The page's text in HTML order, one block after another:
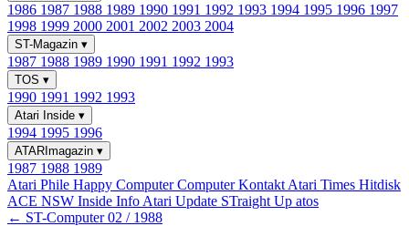
1986 1987 1988 1989 1990 1991 1992 1993 1994 1995 1996 1997
1998 1999 2000 2001 2002 2003 2004
ST-Magazin ▾
1987 1988 1989 1990 1991 1992 1993
TOS ▾
1990 1991 1992 1993
Atari Inside ▾
1994 1995 1996
ATARImagazin ▾
1987 1988 1989
Atari Phile Happy ComputerComputer Kontakt Atari Times Hitdisk
ACE NSW Inside Info Atari Update STraight Up atos
← ST-Computer 02 / 1988